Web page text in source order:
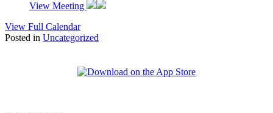
View Meeting
View Full Calendar
Posted in Uncategorized